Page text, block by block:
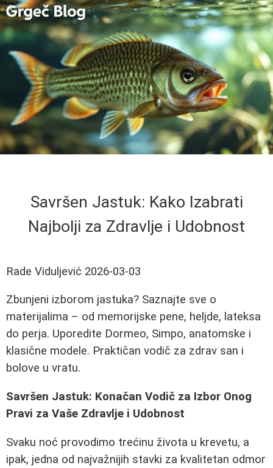
Savršen Jastuk: Kako Izabrati
Najbolji za Zdravlje i Udobnost
Rade Viduljević 2026-03-03
Zbunjeni izborom jastuka? Saznajte sve o
materijalima – od memorijske pene, heljde, lateksa
do perja. Uporedite Dormeo, Simpo, anatomske i
klasične modele. Praktičan vodič za zdrav san i
bolove u vratu.
Savršen Jastuk: Konačan Vodič za Izbor Onog
Pravi za Vaše Zdravlje i Udobnost
Svaku noć provodimo trećinu života u krevetu, a
ipak, jedna od najvažnijih stavki za kvalitetan odmor